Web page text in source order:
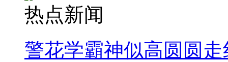
热点新闻
警花学霸神似高圆圆走